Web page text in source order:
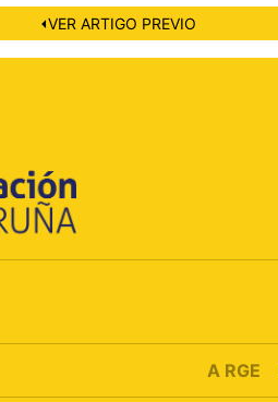
⏴VER ARTIGO PREVIO
A RGE